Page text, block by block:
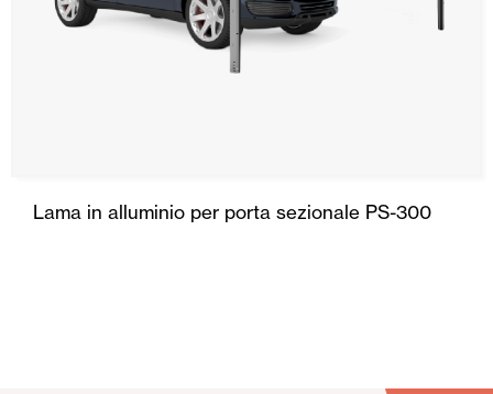
Lama in alluminio per porta sezionale PS-300